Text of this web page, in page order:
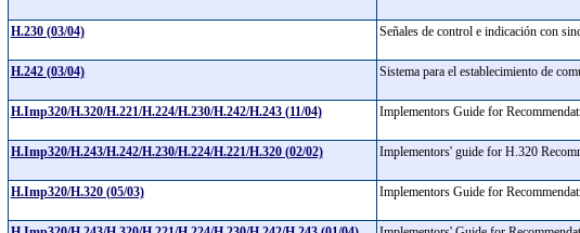
H.230 (03/04) Señales de control e indicación con
H.242 (03/04) Sistema para el establecimiento de
H.Imp320/H.320/H.221/H.224/H.230/H.242/H.243 (11/04) Implementors Guide for
H.Imp320/H.243/H.242/H.230/H.224/H.221/H.320 (02/02) Implementors' guide for H.320
H.Imp320/H.320 (05/03) Implementors Guide for